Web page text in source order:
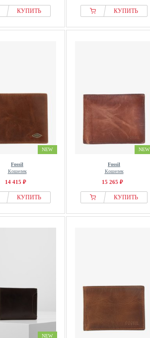
КУПИТЬ КУПИТЬ
NEW
Fossil
Кошелек
14 415 ₽
КУПИТЬ
NEW
Fossil
Кошелек
15 265 ₽
КУПИТЬ
NEW